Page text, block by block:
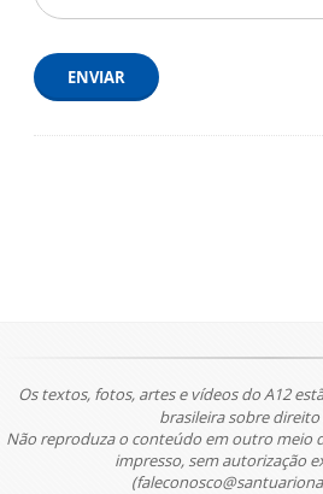
ENVIAR
Os textos, fotos, artes e vídeos do A12
brasileira sobre
Não reproduza o conteúdo em outro meio
impresso, sem autorização